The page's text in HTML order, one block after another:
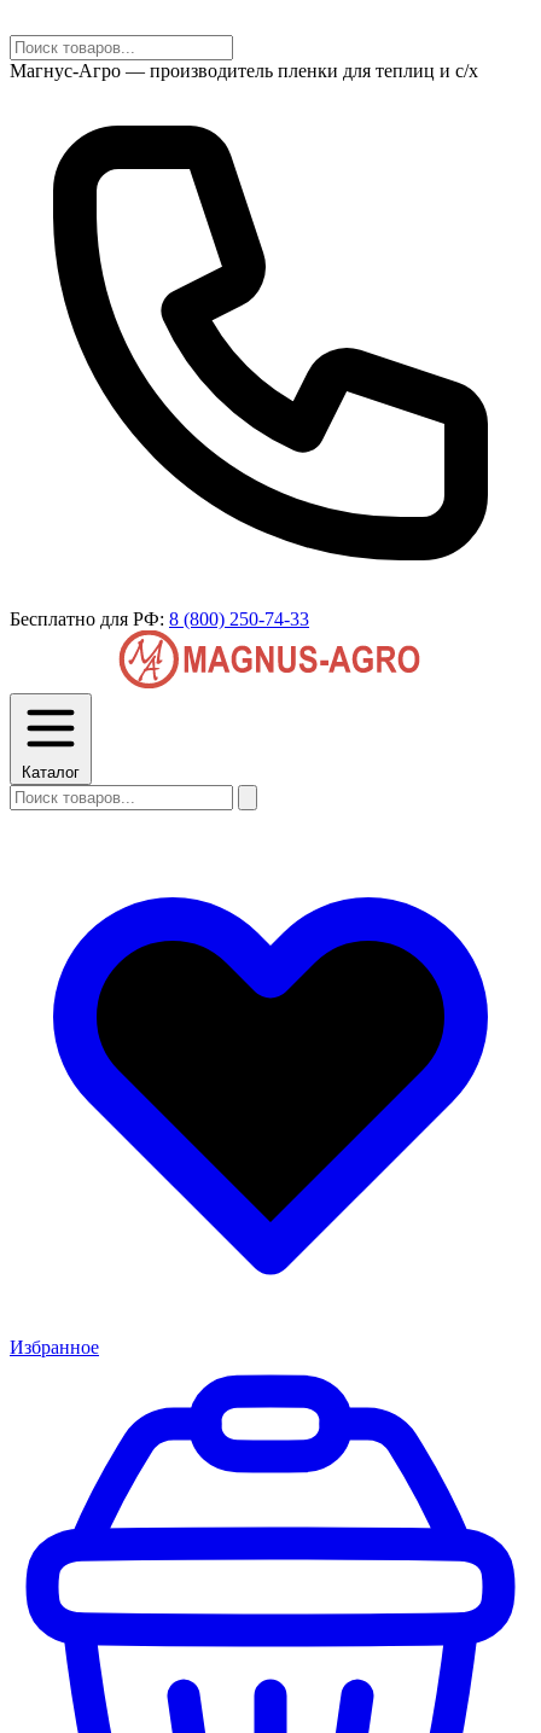
Магнус-Агро — производитель пленки для теплиц и с/х
Бесплатно для РФ: 8 (800) 250-74-33
Каталог
Избранное